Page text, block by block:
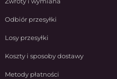
Odbiór przesyłki
Losy przesyłki
Koszty i sposoby dostawy
Metody płatności